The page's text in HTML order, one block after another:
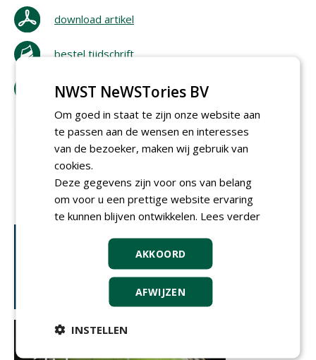
download artikel
bestel tijdschrift
tip de redactie
NWST NeWSTories BV
Om goed in staat te zijn onze website aan
te passen aan de wensen en interesses
van de bezoeker, maken wij gebruik van
cookies.
Deze gegevens zijn voor ons van belang
om voor u een prettige website ervaring
te kunnen blijven ontwikkelen. Lees verder
AKKOORD
AFWIJZEN
INSTELLEN